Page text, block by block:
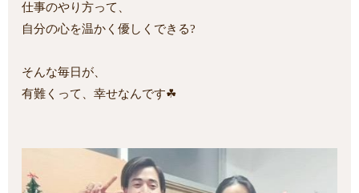
仕事のやり方って、
自分の心を温かく優しくできる?
そんな毎日が、
有難くって、幸せなんです☘